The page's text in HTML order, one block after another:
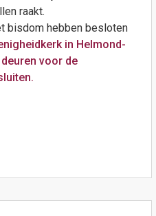
raakt.
bisdom hebben besloten
in Helmond-
voor de